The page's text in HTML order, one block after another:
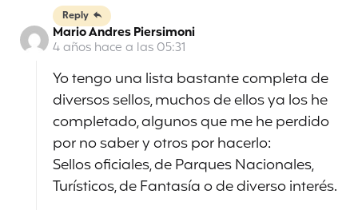
Reply
Mario Andres Piersimoni
4 años hace a las 05:31
Yo tengo una lista bastante completa de
diversos sellos, muchos de ellos ya los he
completado, algunos que me he perdido
por no saber y otros por hacerlo:
Sellos oficiales, de Parques Nacionales,
Turísticos, de Fantasía o de diverso interés.